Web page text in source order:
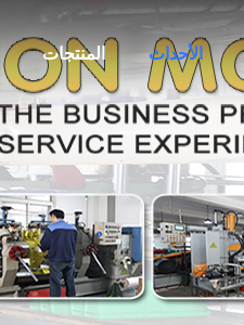
المنتجات الأحداث